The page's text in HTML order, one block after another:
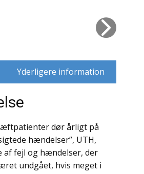
/ Religion
Skovbrug
Yderligere information
dør årligt på
hændelser”, UTH,
af fejl og hændelser, der
undgået, hvis meget i